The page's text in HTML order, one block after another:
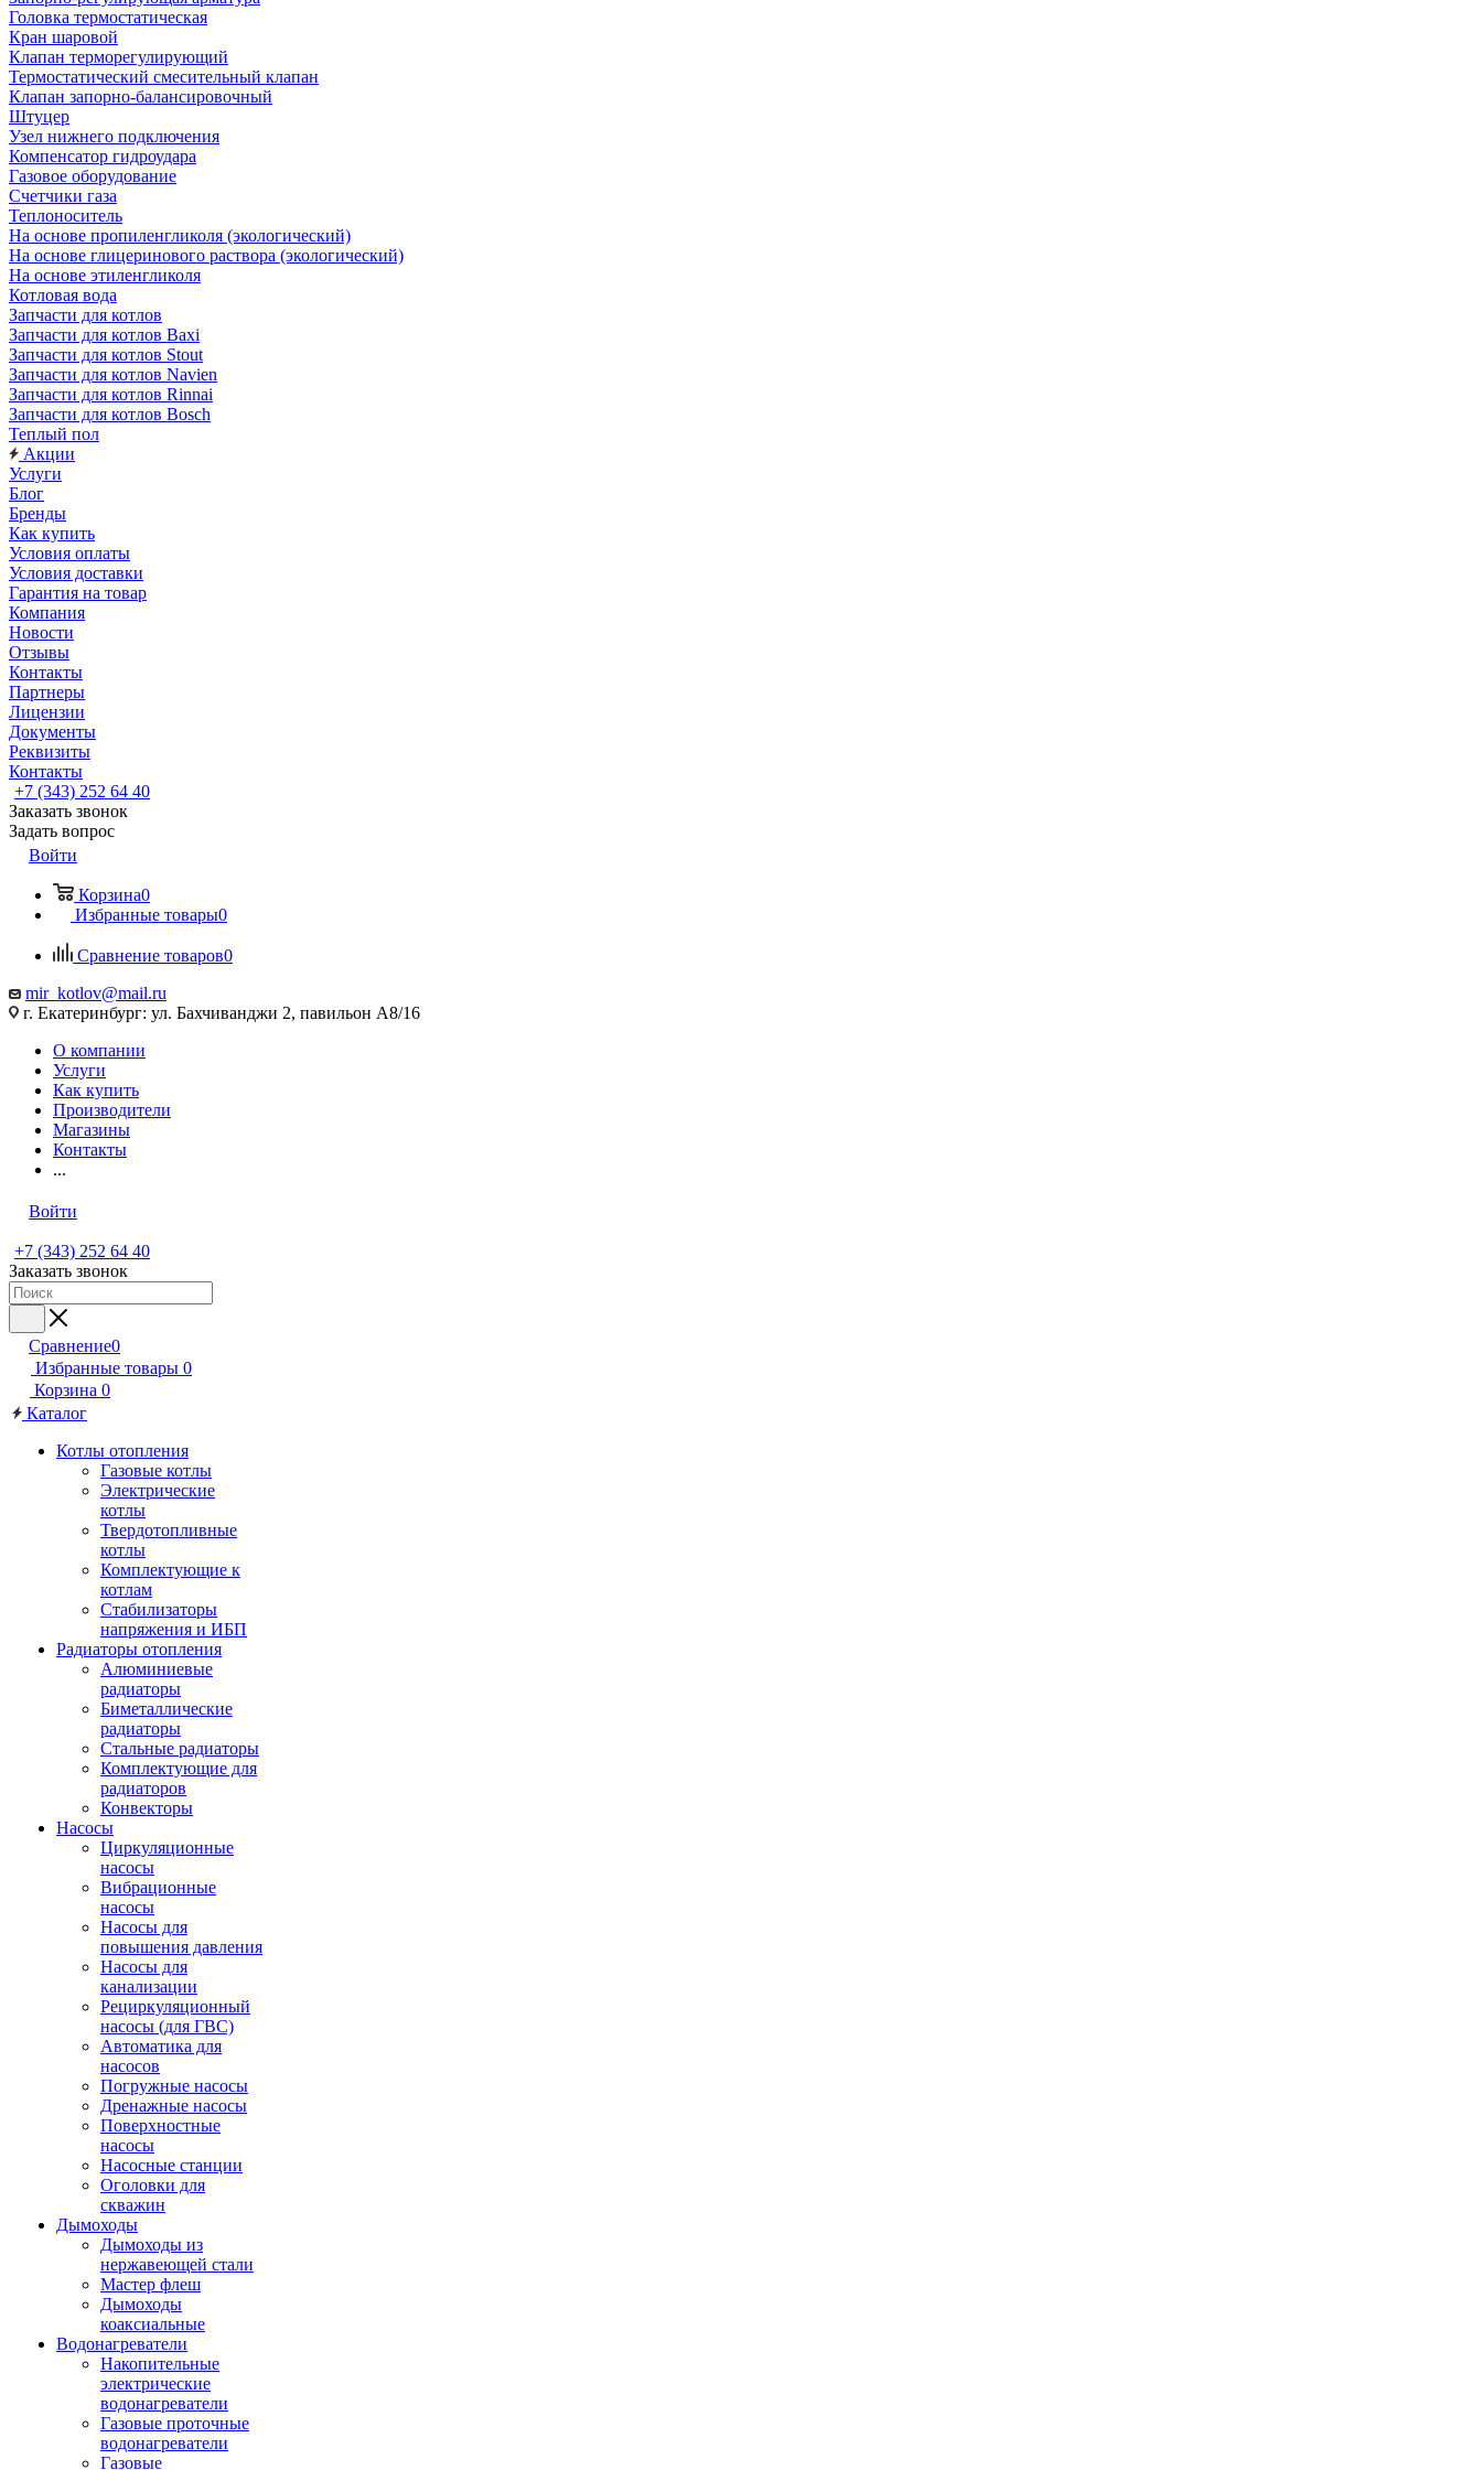
Головка термостатическая
Кран шаровой
Клапан терморегулирующий
Термостатический смесительный клапан
Клапан запорно-балансировочный
Штуцер
Узел нижнего подключения
Компенсатор гидроудара
Газовое оборудование
Счетчики газа
Теплоноситель
На основе пропиленгликоля (экологический)
На основе глицеринового раствора (экологический)
На основе этиленгликоля
Котловая вода
Запчасти для котлов
Запчасти для котлов Baxi
Запчасти для котлов Stout
Запчасти для котлов Navien
Запчасти для котлов Rinnai
Запчасти для котлов Bosch
Теплый пол
Акции
Услуги
Блог
Бренды
Как купить
Условия оплаты
Условия доставки
Гарантия на товар
Компания
Новости
Отзывы
Контакты
Партнеры
Лицензии
Документы
Реквизиты
Контакты
+7 (343) 252 64 40
Заказать звонок
Задать вопрос
Войти
Корзина0
Избранные товары0
Сравнение товаров0
mir_kotlov@mail.ru
г. Екатеринбург: ул. Бахчиванджи 2, павильон А8/16
О компании
Услуги
Как купить
Производители
Магазины
Контакты
...
Войти
+7 (343) 252 64 40
Заказать звонок
Сравнение0
Избранные товары 0
Корзина 0
Каталог
Котлы отопления
Газовые котлы
Электрические
котлы
Твердотопливные
котлы
Комплектующие к
котлам
Стабилизаторы
напряжения и ИБП
Радиаторы отопления
Алюминиевые
радиаторы
Биметаллические
радиаторы
Стальные радиаторы
Комплектующие для
радиаторов
Конвекторы
Насосы
Циркуляционные
насосы
Вибрационные
насосы
Насосы для
повышения давления
Насосы для
канализации
Рециркуляционный
насосы (для ГВС)
Автоматика для
насосов
Погружные насосы
Дренажные насосы
Поверхностные
насосы
Насосные станции
Оголовки для
скважин
Дымоходы
Дымоходы из
нержавеющей стали
Мастер флеш
Дымоходы
коаксиальные
Водонагреватели
Накопительные
электрические
водонагреватели
Газовые проточные
водонагреватели
Газовые